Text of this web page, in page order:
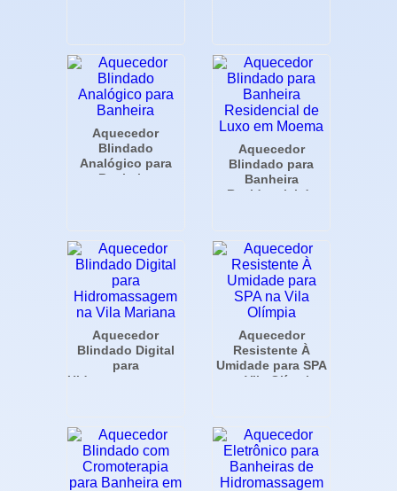
Aquecedor
Blindado
Analógico para
Banheira
Aquecedor
Blindado para
Banheira
Residencial de
Aquecedor
Blindado Digital
para
Hidromassagem na
Aquecedor
Resistente À
Umidade para SPA
na Vila Olímpia